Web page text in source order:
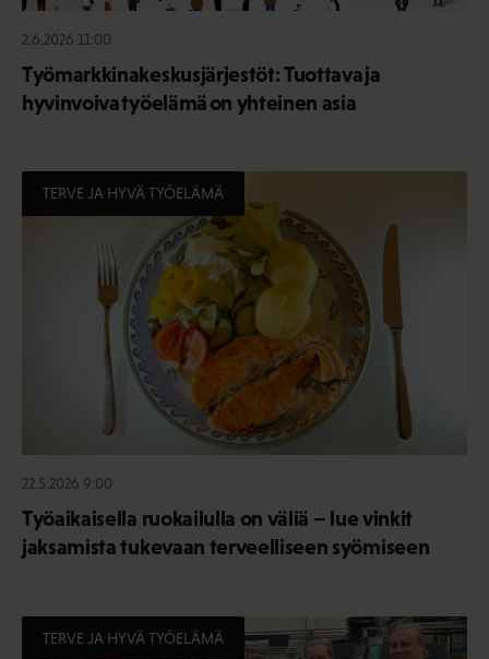
2.6.2026 11:00
Työmarkkinakeskusjärjestöt: Tuottava ja
hyvinvoiva työelämä on yhteinen asia
TERVE JA HYVÄ TYÖELÄMÄ
22.5.2026 9:00
Työaikaisella ruokailulla on väliä – lue vinkit
jaksamista tukevaan terveelliseen syömiseen
TERVE JA HYVÄ TYÖELÄMÄ